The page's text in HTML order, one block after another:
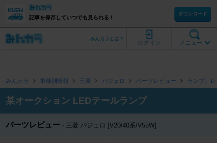
記事を保存していつでも見られる！
ダウンロード
メニュー
ログイン
みんカラとは？
みんカラ 車種別情報 三菱 パジェロ パーツレビュー ランプ、
某オークション LEDテールランプ
パーツレビュー 三菱 パジェロ [V20/40系/V55W]